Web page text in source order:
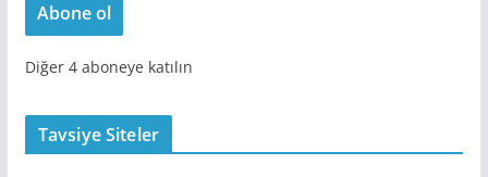
t
a
d
r
Abone ol
Diğer 4 aboneye katılın
Tavsiye Siteler